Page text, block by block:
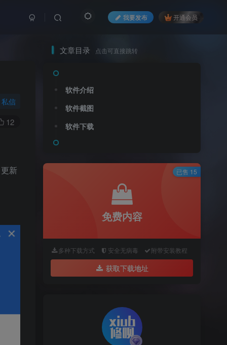
我要发布 开通会员
私信
12
新
文章目录 点击可直接跳转
软件介绍
软件截图
软件下载
免费内容
多种下载方式 安全无病毒 附带安装教程
获取下载地址
已售 15